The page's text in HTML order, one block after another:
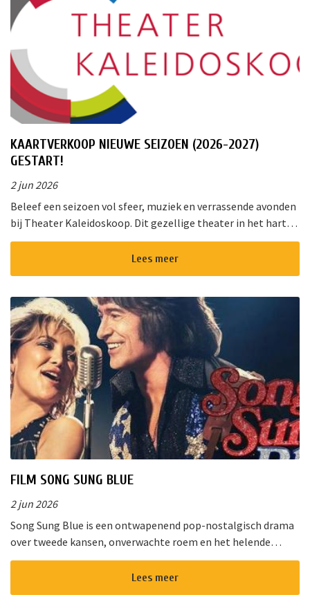
KAARTVERKOOP NIEUWE SEIZOEN (2026-2027)
GESTART!
2 jun 2026
Beleef een seizoen vol sfeer, muziek en verrassende avonden
bij Theater Kaleidoskoop. Dit gezellige theater in het hart
van Nieuwkoop biedt een gevarieerd programma voor jong
Lees meer
FILM SONG SUNG BLUE
2 jun 2026
Song Sung Blue is een ontwapenend pop-nostalgisch drama
over tweede kansen, onverwachte roem en het helende
vermogen van muziek. Van de diepe gloed van “Cracklin&rsq...
Lees meer